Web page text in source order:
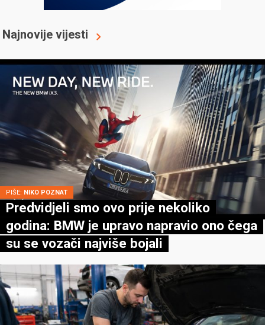
Najnovije vijesti
PIŠE: NIKO POZNAT
Predvidjeli smo ovo prije nekoliko
godina: BMW je upravo napravio ono čega
su se vozači najviše bojali